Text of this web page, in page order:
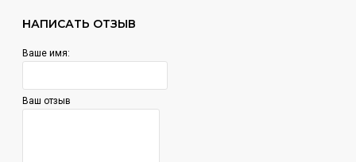
НАПИСАТЬ ОТЗЫВ
Ваше имя:
Ваш отзыв